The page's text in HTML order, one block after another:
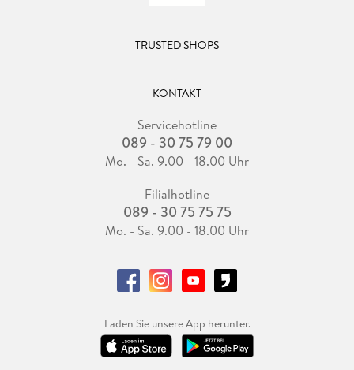
TRUSTED SHOPS
KONTAKT
Servicehotline
089 - 30 75 79 00
Mo. - Sa. 9.00 - 18.00 Uhr
Filialhotline
089 - 30 75 75 75
Mo. - Sa. 9.00 - 18.00 Uhr
Laden Sie unsere App herunter.